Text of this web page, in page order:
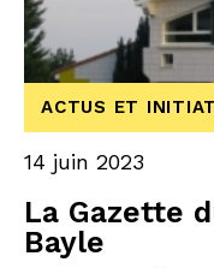
La Gazette
Bayle
ACTUS ET
14 juin 2023